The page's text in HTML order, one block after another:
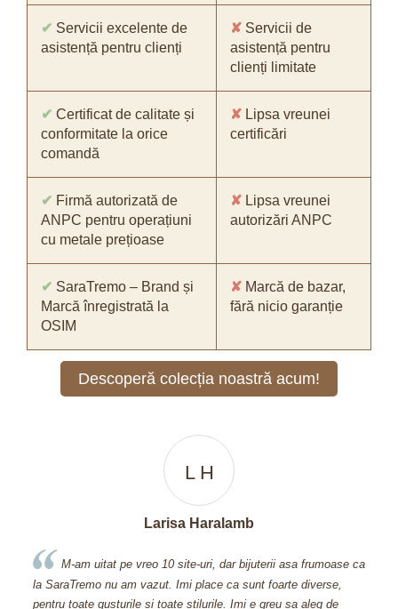
✔ Servicii excelente de
asistență pentru clienți
✘ Servicii de
asistență pentru
clienți limitate
✔ Certificat de calitate și
conformitate la orice
comandă
✘ Lipsa vreunei
certificări
✔ Firmă autorizată de
ANPC pentru operațiuni
cu metale prețioase
✘ Lipsa vreunei
autorizări ANPC
✔ SaraTremo – Brand și
Marcă înregistrată la
OSIM
✘ Marcă de bazar,
fără nicio garanție
Descoperă colecția noastră acum!
ca
A D
Apetri Dorina
Cand am descoperit acest site, am facut o comanda de
600 si ceva de lei din prima, deoarece nu m-am putut abtine.
Aveti bijuterii prea frumoase! Multumesc pentru bijuteria pe